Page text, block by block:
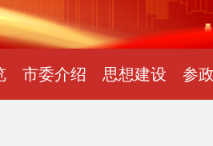
市委介绍 思想建设 参